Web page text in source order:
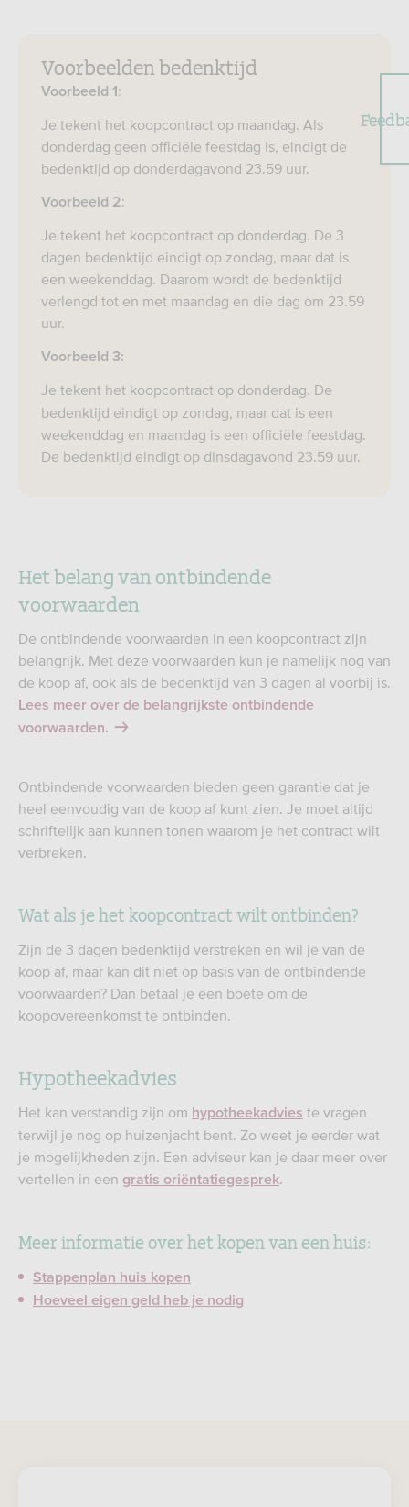
Voorbeelden bedenktijd
Voorbeeld 1 :
Je tekent het koopcontract op maandag. Als
donderdag geen officiële feestdag is, eindigt de
bedenktijd op donderdagavond 23.59 uur.
Voorbeeld 2:
Je tekent het koopcontract op donderdag. De 3
dagen bedenktijd eindigt op zondag, maar dat is
een weekenddag. Daarom wordt de bedenktijd
verlengd tot en met maandag en die dag om 23.59
uur.
Voorbeeld 3:
Je tekent het koopcontract op donderdag. De
bedenktijd eindigt op zondag, maar dat is een
weekenddag en maandag is een officiële feestdag.
De bedenktijd eindigt op dinsdagavond 23.59 uur.
Het belang van ontbindende
voorwaarden
De ontbindende voorwaarden in een koopcontract zijn
belangrijk. Met deze voorwaarden kun je namelijk nog van
de koop af, ook als de bedenktijd van 3 dagen al voorbij is.
Lees meer over de belangrijkste ontbindende
voorwaarden.
Ontbindende voorwaarden bieden geen garantie dat je
heel eenvoudig van de koop af kunt zien. Je moet altijd
schriftelijk aan kunnen tonen waarom je het contract wilt
verbreken.
Wat als je het koopcontract wilt ontbinden?
Zijn de 3 dagen bedenktijd verstreken en wil je van de
koop af, maar kan dit niet op basis van de ontbindende
voorwaarden? Dan betaal je een boete om de
koopovereenkomst te ontbinden.
Hypotheekadvies
Het kan verstandig zijn om hypotheekadvies te vragen
terwijl je nog op huizenjacht bent. Zo weet je eerder wat
je mogelijkheden zijn. Een adviseur kan je daar meer over
vertellen in een gratis oriëntatiegesprek.
Meer informatie over het kopen van een huis:
Stappenplan huis kopen
Hoeveel eigen geld heb je nodig